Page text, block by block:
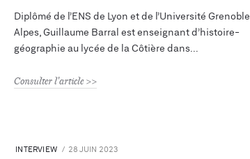
Diplômé de l’ENS de Lyon et de l’Université Grenoble
Alpes, Guillaume Barral est enseignant d’histoire-
géographie au lycée de la Côtière dans
Consulter l'article
INTERVIEW 28 JUIN 2023